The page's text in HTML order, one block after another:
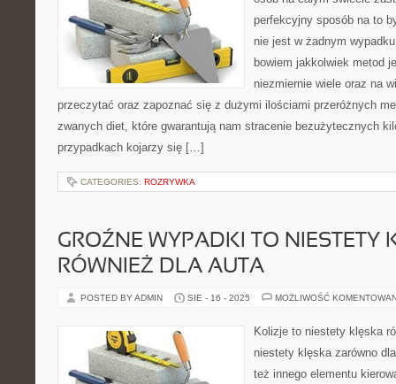
perfekcyjny sposób na to
nie jest w żadnym
bowiem jakkolwiek metod
niezmiernie wiele oraz na
przeczytać oraz zapoznać się z dużymi ilościami przeróżnych
zwanych diet, które gwarantują nam stracenie bezużytecznych
przypadkach kojarzy się […]
CATEGORIES: ROZRYWKA
GROŹNE WYPADKI TO NIESTETY
RÓWNIEŻ DLA AUTA
POSTED BY ADMIN SIE - 16 - 2025 MOŻLIWOŚĆ
Kolizje to niestety klęska
niestety klęska zarówno
też innego elementu